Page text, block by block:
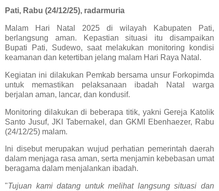
Pati, Rabu (24/12/25), radarmuria
Malam Hari Natal 2025 di wilayah Kabupaten Pati,
berlangsung aman. Kepastian situasi itu disampaikan
Bupati Pati, Sudewo, saat melakukan monitoring kondisi
keamanan dan ketertiban jelang malam Hari Raya Natal.
Kegiatan ini dilakukan Pemkab bersama unsur Forkopimda
untuk memastikan pelaksanaan ibadah Natal warga
berjalan aman, lancar, dan kondusif.
Monitoring dilakukan di beberapa titik, yakni Gereja Katolik
Santo Jusuf, JKI Tabernakel, dan GKMI Ebenhaezer, Rabu
(24/12/25) malam.
Ini disebut merupakan wujud perhatian pemerintah daerah
dalam menjaga rasa aman, serta menjamin kebebasan umat
beragama dalam menjalankan ibadah.
"Tujuan kami datang untuk melihat langsung situasi dan